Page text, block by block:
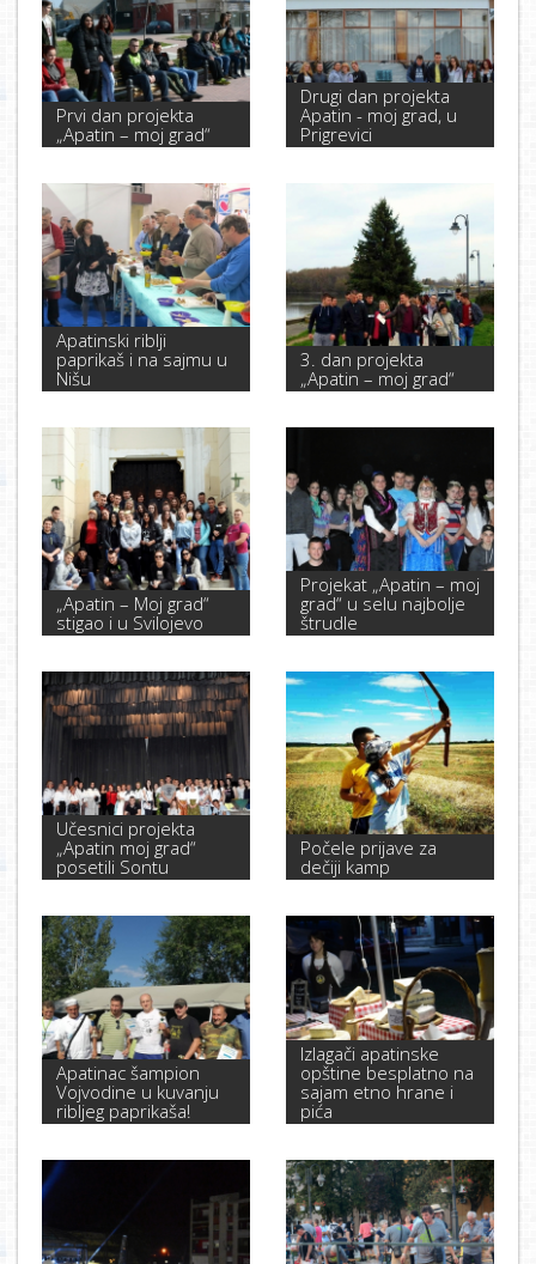
Prvi dan projekta
„Apatin – moj grad“
Drugi dan projekta
Apatin - moj grad, u
Prigrevici
Apatinski riblji
paprikaš i na sajmu u
Nišu
3. dan projekta
„Apatin – moj grad“
„Apatin – Moj grad“
stigao i u Svilojevo
Projekat „Apatin – moj
grad“ u selu najbolje
štrudle
Učesnici projekta
„Apatin moj grad“
posetili Sontu
Počele prijave za
dečiji kamp
Apatinac šampion
Vojvodine u kuvanju
ribljeg paprikaša!
Izlagači apatinske
opštine besplatno na
sajam etno hrane i
pića